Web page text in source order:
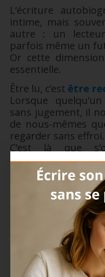
L’écriture
intime, mais
autre : un
parfois même un
Or cette
essentielle.
Être lu, c’est être
Lorsque
sans jugement, il
de nous-mêmes
regarder sans effroi.
C’est là que
relationnelle du
la lecture
l’autre vient
Cette dynamique
constitue
de l’écriture
Chaque
d’élaboration: le
évolutif, où le
mesure qu’il relit